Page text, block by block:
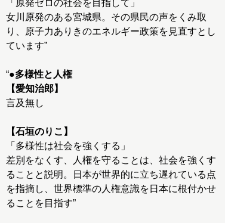
「原発ゼロの社会を目指して」
女川原発のある宮城県。その県民の声をくみ取
り、原子力ありきのエネルギー政策を見直すとし
ています”
“●多様性と人権
【愛知治郎】
言及無し
【石垣のりこ】
「多様性は社会を強くする」
差別をなくす、人権を守ることは、社会を強くす
ることと説明。日本が世界的に立ち遅れている点
を指摘し、世界標準の人権意識を日本に根付かせ
ることを目指す”